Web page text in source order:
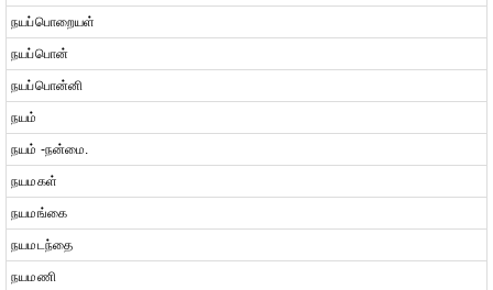
நயப்பொறையள்
நயப்பொன்
நயப்பொன்னி
நயம்
நயம் -நன்மை.
நயமகள்
நயமங்கை
நயமடந்தை
நயமணி